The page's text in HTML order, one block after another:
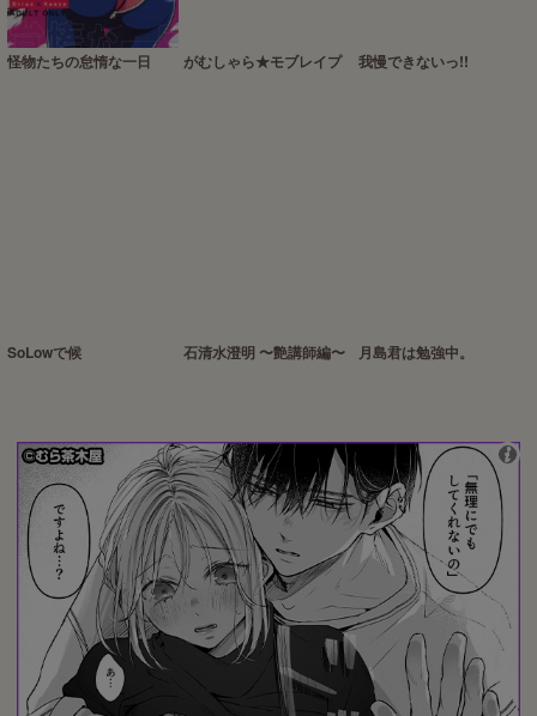
怪物たちの怠惰な一日 がむしゃら★モブレイプ 我慢できないっ!!
SoLowで候 石清水澄明 〜艶講師編〜 月島君は勉強中。